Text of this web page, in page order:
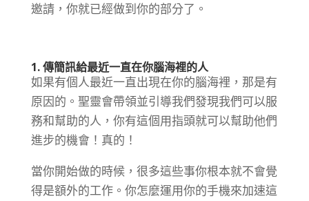
邀請，你就已經做到你的部分了。
1. 傳簡訊給最近一直在你腦海裡的人
如果有個人最近一直出現在你的腦海裡，那是有
原因的。聖靈會帶領並引導我們發現我們可以服
務和幫助的人，你有這個用指頭就可以幫助他們
進步的機會！真的！
當你開始做的時候，很多這些事你根本就不會覺
得是額外的工作。你怎麼運用你的手機來加速這